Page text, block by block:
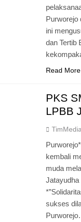
Purworejo
ini
dan Tertib
Read More
PKS
LPBB
kembali
muda
Jatayudha
sukses